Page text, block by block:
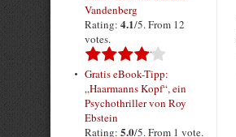
Vandenberg
Rating: 4.1/5. From 12
votes.
Gratis eBook-Tipp:
„Haarmanns Kopf“, ein
Psychothriller von Roy
Ebstein
Rating: 5.0/5. From 1 vote.